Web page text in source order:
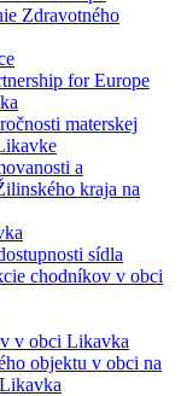
Zdravotného
for Europe
materskej
a
kraja na
sídla
chodníkov v obci
v obci Likavka
objektu v obci na